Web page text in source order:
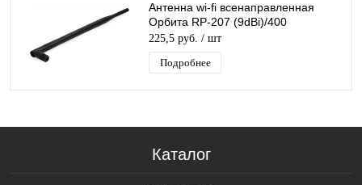
Антенна wi-fi всенаправленная
Орбита RP-207 (9dBi)/400
225,5 руб. / шт
Подробнее
Каталог